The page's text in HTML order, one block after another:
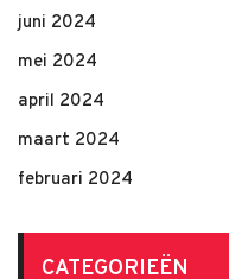
juni 2024
mei 2024
april 2024
maart 2024
februari 2024
CATEGORIEËN